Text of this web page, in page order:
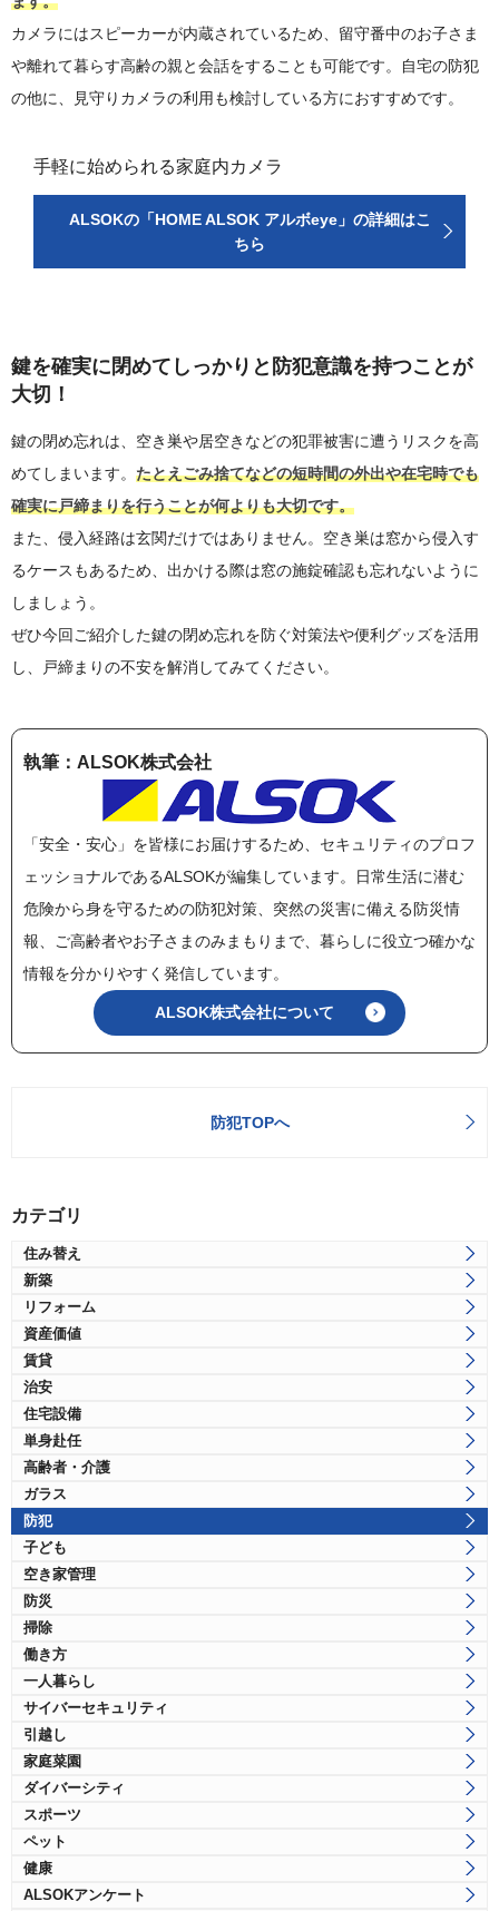
カメラにはスピーカーが内蔵されているため、留守番中のお子さま
や離れて暮らす高齢の親と会話をすることも可能です。自宅の防犯
の他に、見守りカメラの利用も検討している方におすすめです。
手軽に始められる家庭内カメラ
ALSOKの「HOME ALSOK アルボeye」の詳細はこ
ちら
鍵を確実に閉めてしっかりと防犯意識を持つことが
大切！
鍵の閉め忘れは、空き巣や居空きなどの犯罪被害に遭うリスクを高
めてしまいます。 たとえごみ捨てなどの短時間の外出や在宅時でも
確実に戸締まりを行うことが何よりも大切です。
また、侵入経路は玄関だけではありません。空き巣は窓から侵入す
るケースもあるため、出かける際は窓の施錠確認も忘れないように
しましょう。
ぜひ今回ご紹介した鍵の閉め忘れを防ぐ対策法や便利グッズを活用
し、戸締まりの不安を解消してみてください。
執筆：ALSOK株式会社
「安全・安心」を皆様にお届けするため、セキュリティのプロフ
ェッショナルであるALSOKが編集しています。日常生活に潜む
危険から身を守るための防犯対策、突然の災害に備える防災情
報、ご高齢者やお子さまのみまもりまで、暮らしに役立つ確かな
情報を分かりやすく発信しています。
ALSOK株式会社について
防犯TOPへ
カテゴリ
住み替え
新築
リフォーム
資産価値
賃貸
治安
住宅設備
単身赴任
高齢者・介護
ガラス
防犯
子ども
空き家管理
防災
掃除
働き方
一人暮らし
サイバーセキュリティ
引越し
家庭菜園
ダイバーシティ
スポーツ
ペット
健康
ALSOKアンケート